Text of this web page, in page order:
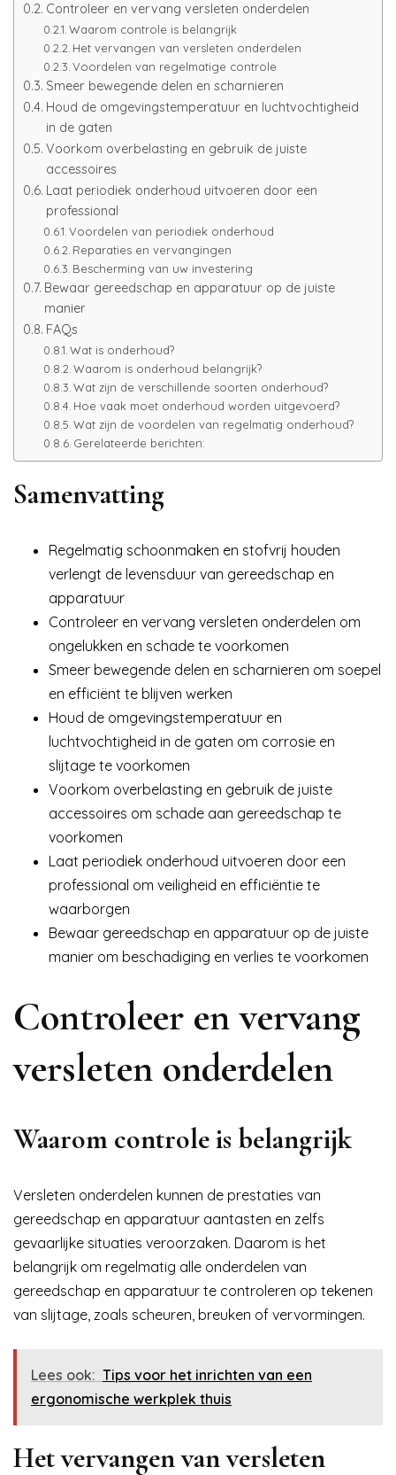
Controleer en vervang versleten onderdelen
Waarom controle is belangrijk
Het vervangen van versleten onderdelen
Voordelen van regelmatige controle
Smeer bewegende delen en scharnieren
Houd de omgevingstemperatuur en luchtvochtigheid
in de gaten
Voorkom overbelasting en gebruik de juiste
accessoires
Laat periodiek onderhoud uitvoeren door een
professional
Voordelen van periodiek onderhoud
Reparaties en vervangingen
Bescherming van uw investering
Bewaar gereedschap en apparatuur op de juiste
manier
FAQs
Wat is onderhoud?
Waarom is onderhoud belangrijk?
Wat zijn de verschillende soorten onderhoud?
Hoe vaak moet onderhoud worden uitgevoerd?
Wat zijn de voordelen van regelmatig onderhoud?
Gerelateerde berichten:
Samenvatting
Regelmatig schoonmaken en stofvrij houden
verlengt de levensduur van gereedschap en
apparatuur
Controleer en vervang versleten onderdelen om
ongelukken en schade te voorkomen
Smeer bewegende delen en scharnieren om soepel
en efficiënt te blijven werken
Houd de omgevingstemperatuur en
luchtvochtigheid in de gaten om corrosie en
slijtage te voorkomen
Voorkom overbelasting en gebruik de juiste
accessoires om schade aan gereedschap te
voorkomen
Laat periodiek onderhoud uitvoeren door een
professional om veiligheid en efficiëntie te
waarborgen
Bewaar gereedschap en apparatuur op de juiste
manier om beschadiging en verlies te voorkomen
Controleer en vervang
versleten onderdelen
Waarom controle is belangrijk
Versleten onderdelen kunnen de prestaties van
gereedschap en apparatuur aantasten en zelfs
gevaarlijke situaties veroorzaken. Daarom is het
belangrijk om regelmatig alle onderdelen van
gereedschap en apparatuur te controleren op tekenen
van slijtage, zoals scheuren, breuken of vervormingen.
Lees ook: Tips voor het inrichten van een
ergonomische werkplek thuis
Het vervangen van versleten